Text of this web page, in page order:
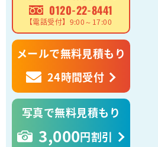
0120-22-8441
【電話受付】9:00～17:00
メールで無料見積もり
24時間受付
写真で無料見積もり
3,000円割引